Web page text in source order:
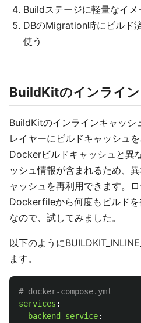
Buildステージに軽量なイメ
DBのMigration時にビルド
使う
BuildKitのインライ
BuildKitのインラインキャッ
レイヤーにビルドキャッシュ
Dockerビルドキャッシュと異
ッシュ情報が含まれるため、
ャッシュを再利用できます。
Dockerfileから何度もビルドを
なので、試してみました。
以下のように
ます。
# docker-compose.yml
services :
backend-service: